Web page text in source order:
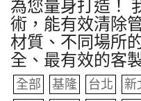
為您量身打造！
術，能有效清除
材質、不同場所
全、最有效的客
全部 基隆 台北 新